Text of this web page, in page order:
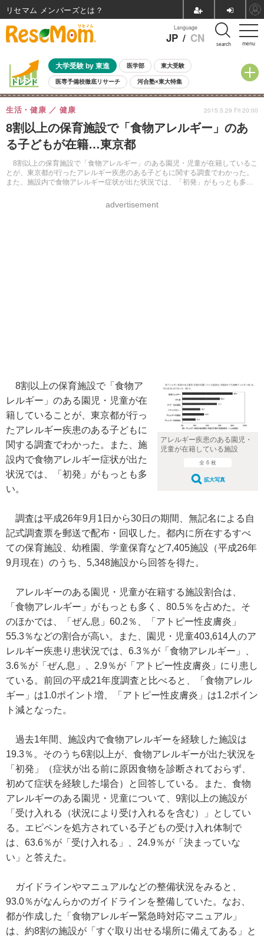
menu
Language
JP / CN search
大学受験 by 東進 医学部 東大受験
医専予備校徹底リサーチ 河合塾×東大特集
親子で考える大学選び 高校受験 中学受験 小学校受験
共通テスト 夏休み
8月開催イベント・WS 全国公立高校 過去問 人気記事
自由研究教材（小学生向け） 自由研究教材（中学生向け）
8割以上の保育施設で「食物アレルギー」のあ
る子どもが在籍…東京都
8割以上の保育施設で「食物アレルギー」のある園児・児童が在籍しているこ
とが、東京都が行ったアレルギー疾患のある子どもに関する調査でわかった。
また、施設内で食物アレルギー症状が出た状況では、「初発」がもっとも多
生活・健康 健康
advertisement
2015.5.29 Fri 20:00
アレルギー疾患のある園児・
児童が在籍している施設
全 6 枚
拡大写真
8割以上の保育施設で「食物ア
レルギー」のある園児・児童が在
籍していることが、東京都が行っ
たアレルギー疾患のある子どもに
関する調査でわかった。また、施
設内で食物アレルギー症状が出た
状況では、「初発」がもっとも多
い。
調査は平成26年9月1日から30日の期間、無記名による自
記式調査票を郵送で配布・回収した。都内に所在するすべ
ての保育施設、幼稚園、学童保育など7,405施設（平成26年
9月現在）のうち、5,348施設から回答を得た。
アレルギーのある園児・児童が在籍する施設割合は、
「食物アレルギー」がもっとも多く、80.5％を占めた。そ
のほかでは、「ぜん息」60.2％、「アトピー性皮膚炎」
55.3％などの割合が高い。また、園児・児童403,614人のア
レルギー疾患り患状況では、6.3％が「食物アレルギー」、
3.6％が「ぜん息」、2.9％が「アトピー性皮膚炎」にり患し
ている。前回の平成21年度調査と比べると、「食物アレル
ギー」は1.0ポイント増、「アトピー性皮膚炎」は1.2ポイン
ト減となった。
過去1年間、施設内で食物アレルギーを経験した施設は
19.3％。そのうち6割以上が、食物アレルギーが出た状況を
「初発」（症状が出る前に原因食物を診断されておらず、
初めて症状を経験した場合）と回答している。また、食物
アレルギーのある園児・児童について、9割以上の施設が
「受け入れる（状況により受け入れるを含む）」としてい
る。エピペンを処方されている子どもの受け入れ体制で
は、63.6％が「受け入れる」、24.9％が「決まっていな
い」と答えた。
ガイドラインやマニュアルなどの整備状況をみると、
93.0％がなんらかのガイドラインを整備していた。なお、
都が作成した「食物アレルギー緊急時対応マニュアル」
は、約8割の施設が「すぐ取り出せる場所に備えてある」と
リセマム メンバーズ